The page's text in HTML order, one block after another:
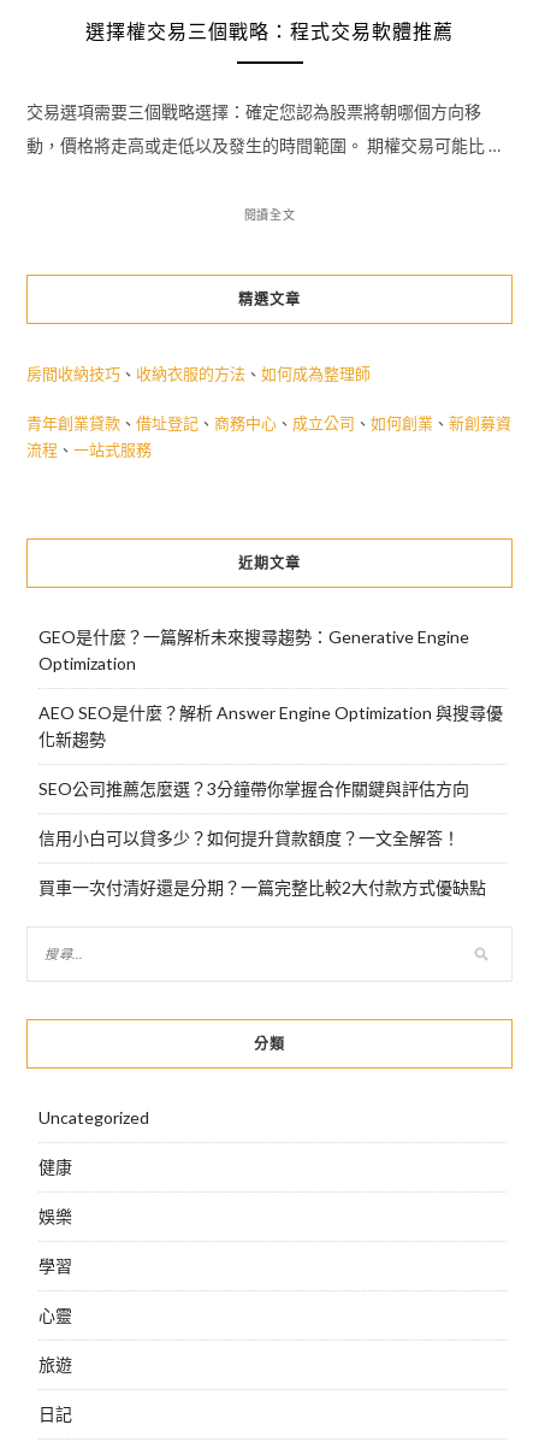
選擇權交易三個戰略：程式交易軟體推薦
交易選項需要三個戰略選擇：確定您認為股票將朝哪個方向移
動，價格將走高或走低以及發生的時間範圍。 期權交易可能比 …
閱讀全文
精選文章
房間收納技巧、 收納衣服的方法、 如何成為整理師
青年創業貸款、 借址登記、 商務中心、 成立公司 、 如何創業、 新創募資
流程 、 一站式服務
近期文章
GEO是什麼？一篇解析未來搜尋趨勢：Generative Engine
Optimization
AEO SEO是什麼？解析 Answer Engine Optimization 與搜尋優
化新趨勢
SEO公司推薦怎麼選？3分鐘帶你掌握合作關鍵與評估方向
信用小白可以貸多少？如何提升貸款額度？一文全解答！
買車一次付清好還是分期？一篇完整比較2大付款方式優缺點
分類
Uncategorized
健康
娛樂
學習
心靈
旅遊
日記